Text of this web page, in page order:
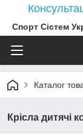
Спорт Сістем
Каталог
Крісла дитячі